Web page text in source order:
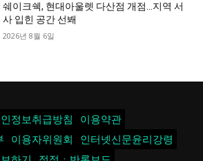
쉐이크쉑, 현대아울렛 다산점 개점…지역 서
사 입힌 공간 선봬
2026년 8월 6일
정보취급방침
이용약관
이용자위원회
인터넷신문윤리강령